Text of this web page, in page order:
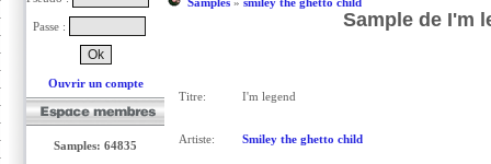
Passe :
Ouvrir un compte
Samples: 64835
Sample de I'm
Titre: I'm legend
Artiste: Smiley the ghetto child